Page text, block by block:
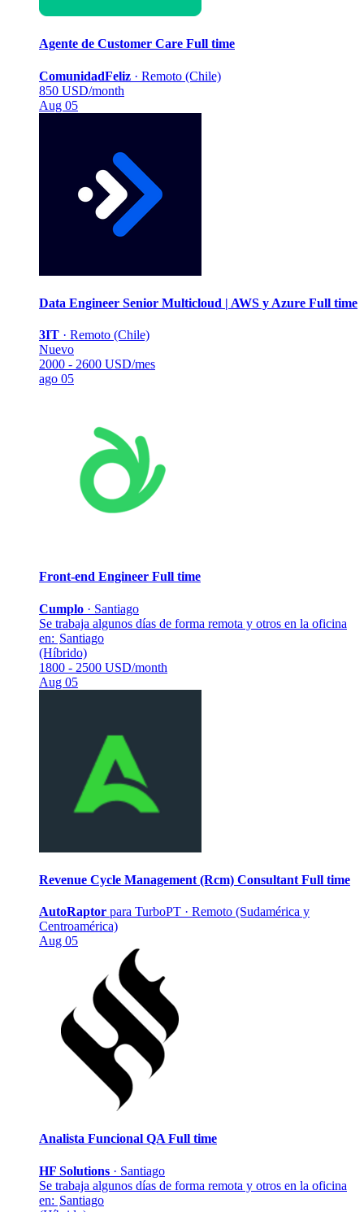
Agente de Customer Care Full time
ComunidadFeliz · Remoto (Chile)
850 USD/month
Aug 05
Data Engineer Senior Multicloud | AWS y Azure Full time
3IT · Remoto (Chile)
Nuevo
2000 - 2600 USD/mes
ago 05
Front-end Engineer Full time
Cumplo · Santiago
Se trabaja algunos días de forma remota y otros en la oficina
en: Santiago
(Híbrido)
1800 - 2500 USD/month
Aug 05
Revenue Cycle Management (Rcm) Consultant Full time
AutoRaptor para TurboPT · Remoto (Sudamérica y
Centroamérica)
Aug 05
Analista Funcional QA Full time
HF Solutions · Santiago
Se trabaja algunos días de forma remota y otros en la oficina
en: Santiago